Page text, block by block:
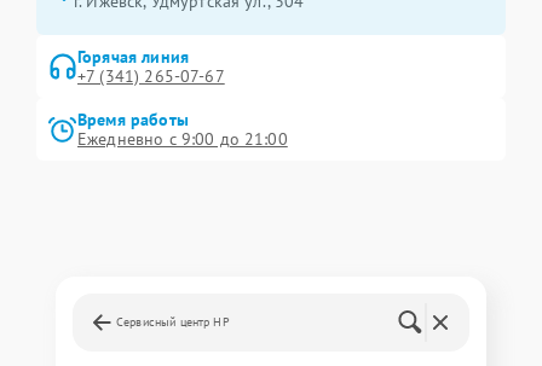
Горячая линия
+7 (341) 265-07-67
Время работы
Ежедневно с 9:00 до 21:00
Сервисный центр HP